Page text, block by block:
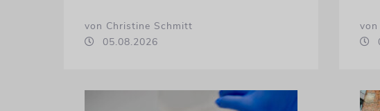
von Christine Schmitt
05.08.2026